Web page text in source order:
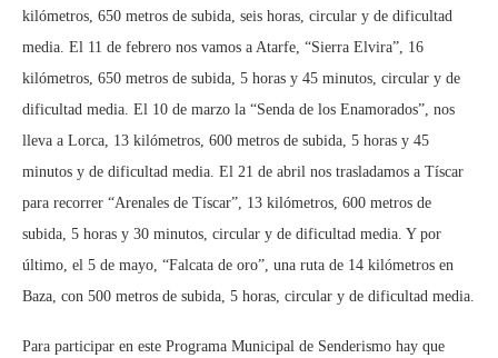
kilómetros, 650 metros de subida, seis horas, circular y de dificultad
media. El 11 de febrero nos vamos a Atarfe, “Sierra Elvira”, 16
kilómetros, 650 metros de subida, 5 horas y 45 minutos, circular y de
dificultad media. El 10 de marzo la “Senda de los Enamorados”, nos
lleva a Lorca, 13 kilómetros, 600 metros de subida, 5 horas y 45
minutos y de dificultad media. El 21 de abril nos trasladamos a Tíscar
para recorrer “Arenales de Tíscar”, 13 kilómetros, 600 metros de
subida, 5 horas y 30 minutos, circular y de dificultad media. Y por
último, el 5 de mayo, “Falcata de oro”, una ruta de 14 kilómetros en
Baza, con 500 metros de subida, 5 horas, circular y de dificultad media.
Para participar en este Programa Municipal de Senderismo hay que